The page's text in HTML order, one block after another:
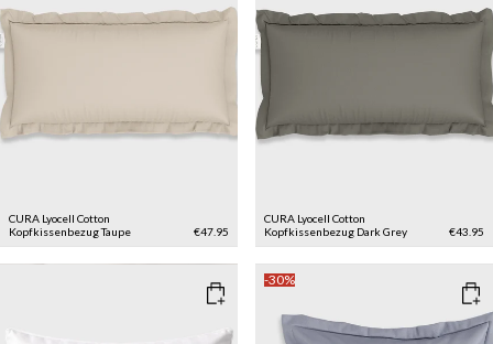
CURA Lyocell Cotton
KopfkissenbezugTaupe €47.95
CURA Lyocell Cotton
Kopfkissenbezug Dark Grey €43.95
-30%